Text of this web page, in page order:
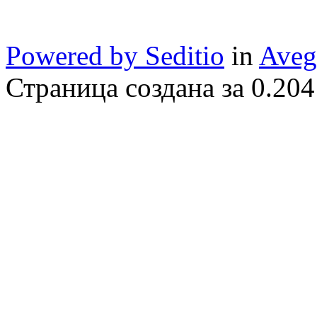
Powered by Seditio in
Страница создана за